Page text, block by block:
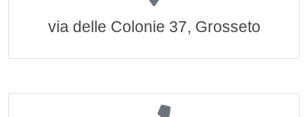
via delle Colonie 37, Grosseto